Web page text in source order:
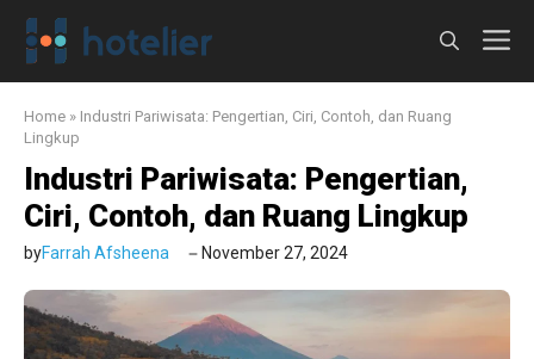
Langsung
Home » Industri Pariwisata: Pengertian, Ciri, Contoh, dan Ruang
Lingkup
Industri Pariwisata: Pengertian,
Ciri, Contoh, dan Ruang Lingkup
byFarrah Afsheena November 27, 2024